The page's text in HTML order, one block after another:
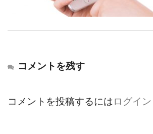
コメントを残す
コメントを投稿するにはログイン